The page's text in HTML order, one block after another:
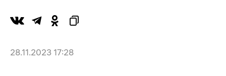
28.11.2023 17:28